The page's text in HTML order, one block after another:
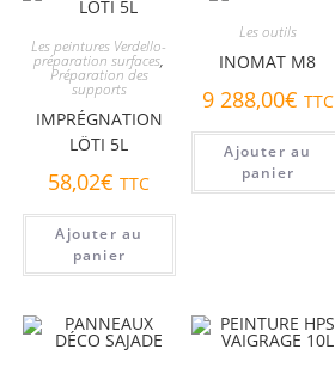
Les peintures Verdello-
préparation surfaces,
Préparation des
supports
IMPRÉGNATION
LÖTI 5L
58,02€ TTC
Ajouter au
panier
Les outils
INOMAT M8
9 288,00€ TTC
Ajouter au
panier